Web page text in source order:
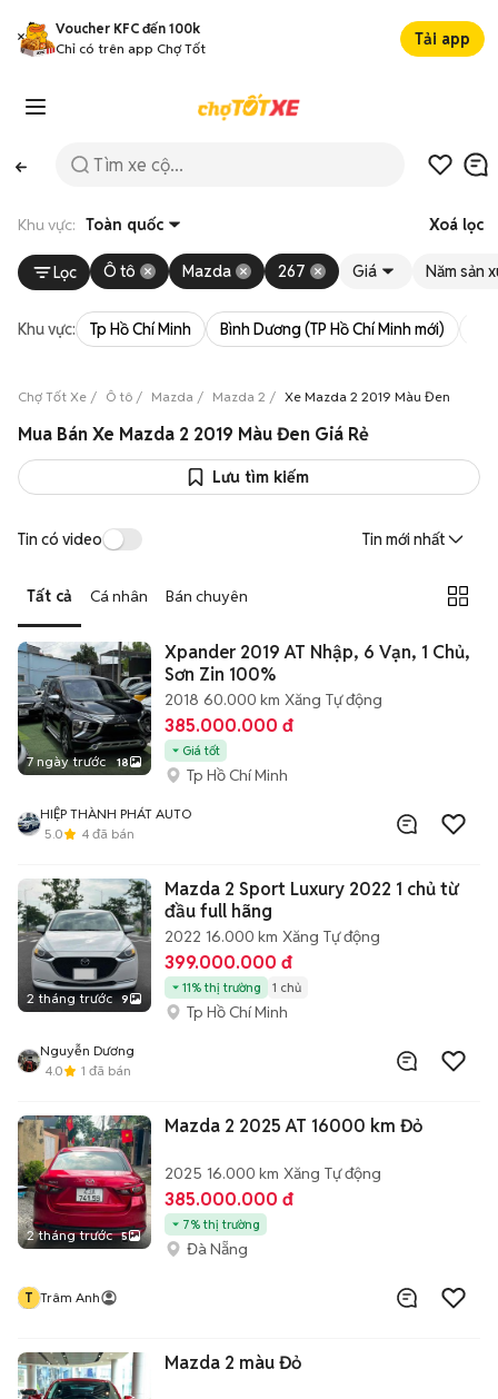
Voucher KFC đến 100k
Chỉ có trên app Chợ Tốt
Tải app
Khu vực: Toàn quốc Xoá lọc
Lọc Ô tô Mazda 267 Giá Năm sản
Khu vực: Tp Hồ Chí Minh Bình Dương (TP Hồ Chí Minh mới)
Chợ Tốt Xe Ô tô Mazda Mazda 2 Xe Mazda 2 2019 Màu Đen
Mua Bán Xe Mazda 2 2019 Màu Đen Giá Rẻ
Lưu tìm kiếm
Tin có video Tin mới nhất
Tất cả Cá nhân Bán chuyên
7 ngày trước 18
Xpander 2019 AT Nhập, 6 Vạn, 1 Chủ,
Sơn Zin 100%
2018 60.000 km Xăng Tự động
385.000.000 đ
Giá tốt
Tp Hồ Chí Minh
HIỆP THÀNH PHÁT AUTO
5.0
4 đã bán
2 tháng trước 9
Mazda 2 Sport Luxury 2022 1 chủ từ
đầu full hãng
2022 16.000 km Xăng Tự động
399.000.000 đ
11% thị trường 1 chủ
Tp Hồ Chí Minh
Nguyễn Dương
4.0
1 đã bán
2 tháng trước 5
Mazda 2 2025 AT 16000 km Đỏ
2025 16.000 km Xăng Tự động
385.000.000 đ
7% thị trường
Đà Nẵng
T Trâm Anh
Mazda 2 màu Đỏ